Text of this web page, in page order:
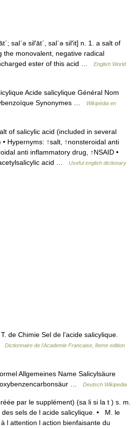
sal΄ə sil′āt΄, sal΄ə sil′it] n. 1. a salt of
the monovalent, negative radical
ester of this acid …
English World
Acide salicylique Général Nom
Synonymes …
Wikipédia en
of salicylic acid (included in several
Hypernyms: ↑salt, ↑nonsteroidal anti
anti inflammatory drug, ↑NSAID •
acid …
Useful english dictionary
de Chimie Sel de l’acide salicylique.
Dictionnaire de l'Academie Francaise, 8eme edition
Allgemeines Name Salicylsäure
…
Deutsch Wikipedia
par le supplément) (sa li si la t ) s. m.
des sels de l acide salicylique. • M. le
l attention l action bienfaisante du